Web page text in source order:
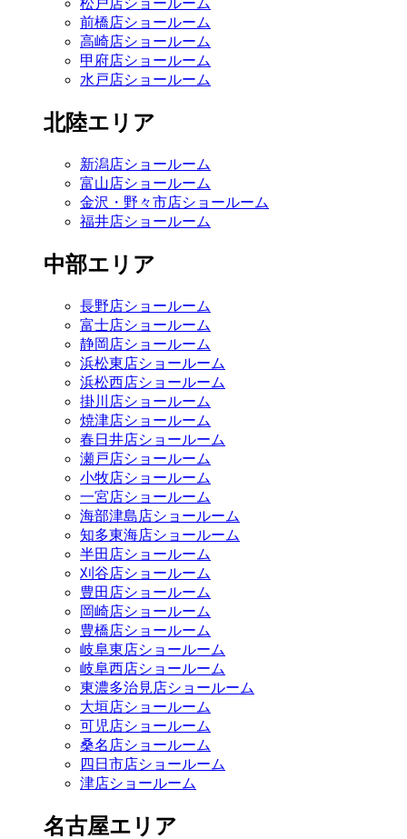
松戸店ショールーム
前橋店ショールーム
高崎店ショールーム
甲府店ショールーム
水戸店ショールーム
北陸エリア
新潟店ショールーム
富山店ショールーム
金沢・野々市店ショールーム
福井店ショールーム
中部エリア
長野店ショールーム
富士店ショールーム
静岡店ショールーム
浜松東店ショールーム
浜松西店ショールーム
掛川店ショールーム
焼津店ショールーム
春日井店ショールーム
瀬戸店ショールーム
小牧店ショールーム
一宮店ショールーム
海部津島店ショールーム
知多東海店ショールーム
半田店ショールーム
刈谷店ショールーム
豊田店ショールーム
岡崎店ショールーム
豊橋店ショールーム
岐阜東店ショールーム
岐阜西店ショールーム
東濃多治見店ショールーム
大垣店ショールーム
可児店ショールーム
桑名店ショールーム
四日市店ショールーム
津店ショールーム
名古屋エリア